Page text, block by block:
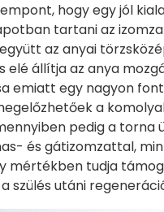
hogy egy jól
tartani az
az anyai
elé állítja az anya
emiatt egy nagyon
a
pedig a torna
és gátizomzattal,
mértékben tudja
szülés utáni